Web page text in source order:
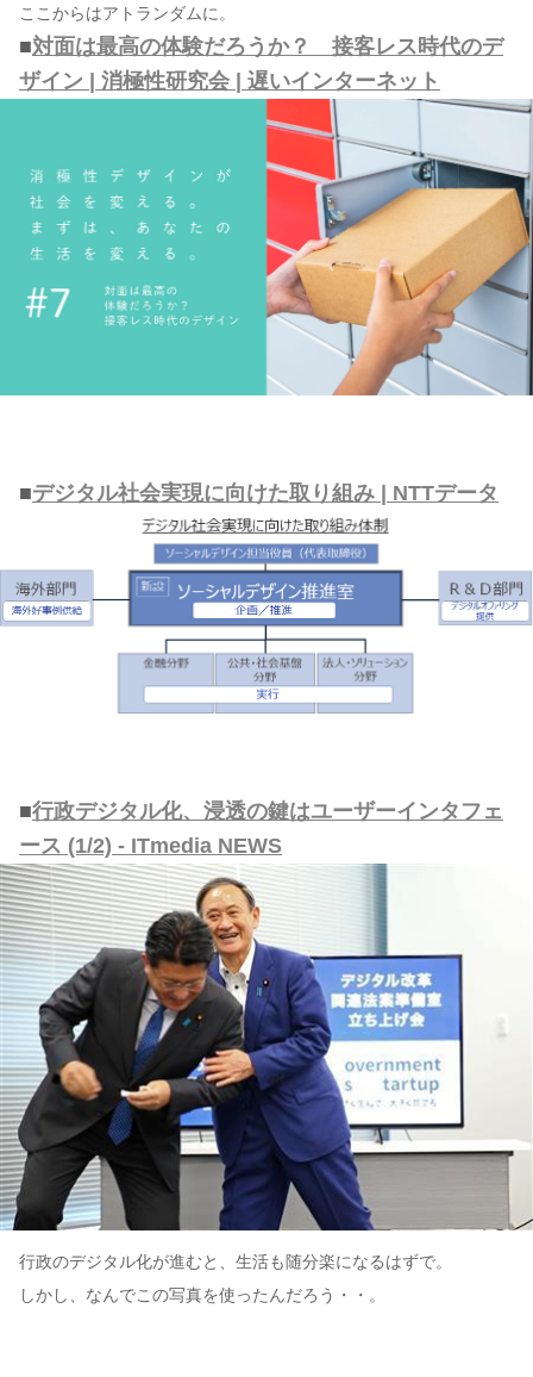
ここからはアトランダムに。
■対面は最高の体験だろうか？ 接客レス時代のデ
ザイン | 消極性研究会 | 遅いインターネット
■デジタル社会実現に向けた取り組み | NTTデータ
■行政デジタル化、浸透の鍵はユーザーインタフェ
ース (1/2) - ITmedia NEWS
行政のデジタル化が進むと、生活も随分楽になるはずで。
しかし、なんでこの写真を使ったんだろう・・。